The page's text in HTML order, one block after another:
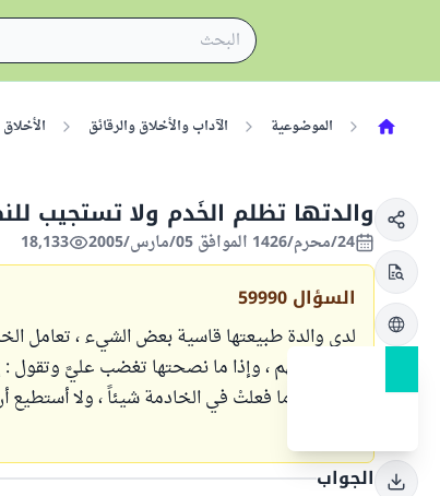
الموضوعية الآداب والأخلاق والرقائق الأخلاق
والدتها تظلم الخَدم ولا تستجيب
24/محرم/1426 الموافق 05/مارس/2005 18,133
السؤال 59990
لدي والدة طبيعتها قاسية بعض الشيء ، تعامل
لا تثق فيهم ، وإذا ما نصحتها تغضب عليَّ وتقول
أتكلم إذا ما فعلتْ في الخادمة شيئاً ، ولا
الجواب